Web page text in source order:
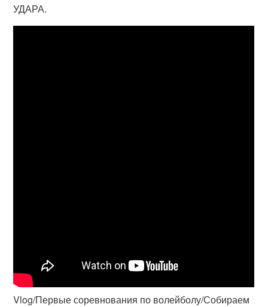
УДАРА.
Vlog/Первые соревнования по волейболу/Собираем